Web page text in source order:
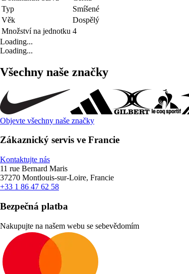
Typ
Smíšené
Věk
Dospělý
Množství na jednotku 4
Loading...
Loading...
Všechny naše značky
Objevte všechny naše značky
Zákaznický servis ve Francie
Kontaktujte nás
11 rue Bernard Maris
37270 Montlouis-sur-Loire, Francie
+33 1 86 47 62 58
Bezpečná platba
Nakupujte na našem webu se sebevědomím